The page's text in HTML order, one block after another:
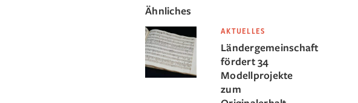
Ähnliches
AKTUELLES
Ländergemeinschaft
fördert 34
Modellprojekte
zum